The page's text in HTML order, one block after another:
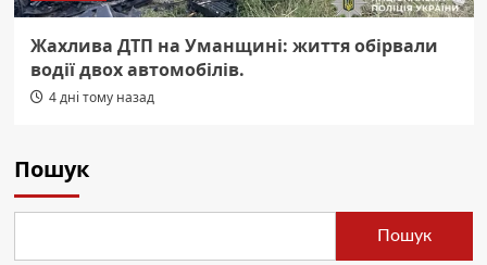
Жахлива ДТП на Уманщині: життя обірвали
водії двох автомобілів.
4 дні тому назад
Пошук
Пошук